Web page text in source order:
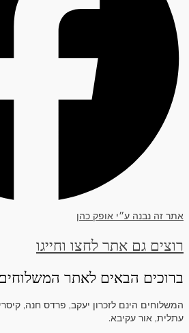
אתר זה נבנה ע״י אופק כהן
רוצים גם אתר לחצו וחייגו
ברוכים הבאים לאתר
המשלוחים הינם לזכרון יעקב, פרדס חנה,
עתלית, אור עקיבא.